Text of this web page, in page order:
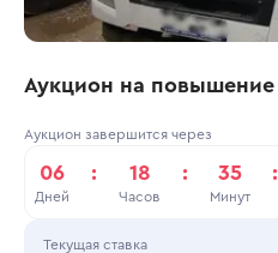
Аукцион на повышение
Аукцион завершится через
06
Дней
: 18
Часов
: 35
Минут
:
Текущая ставка